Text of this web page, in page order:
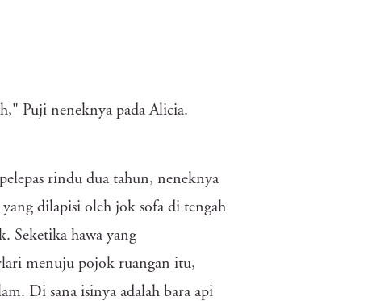
Puji neneknya pada Alicia.
rindu dua tahun, neneknya
dilapisi oleh jok sofa di tengah
Seketika hawa yang
menuju pojok ruangan itu,
Di sana isinya adalah bara api